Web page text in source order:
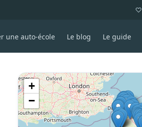
une auto-école Le blog Le guide
+
−